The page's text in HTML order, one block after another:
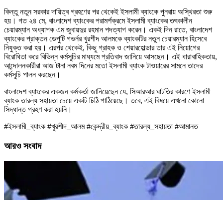
কিন্তু নতুন সরকার দায়িত্ব গ্রহণের পর থেকেই ইসলামী ব্যাংকে পুনরায় অস্থিরতা শুরু
হয়। গত ২৪ মে, বাংলাদেশ ব্যাংকের পরামর্শক্রমে ইসলামী ব্যাংকের তৎকালীন
চেয়ারম্যান অধ্যাপক এম জুবায়দুর রহমান পদত্যাগ করেন। একই দিন রাতে, বাংলাদেশ
ব্যাংকের প্রাক্তন ডেপুটি গভর্নর খুরশীদ আলমকে ব্যাংকটির নতুন চেয়ারম্যান হিসেবে
নিযুক্ত করা হয়। এরপর থেকেই, কিছু গ্রাহক ও শেয়ারহোল্ডার তার এই নিয়োগের
বিরোধিতা করে বিভিন্ন কর্মসূচির মাধ্যমে প্রতিবাদ জানিয়ে আসছেন। এই ধারাবাহিকতায়,
আন্দোলনকারীরা আজ টানা নবম দিনের মতো ইসলামী ব্যাংক টাওয়ারের সামনে তাদের
কর্মসূচি পালন করছেন।
বাংলাদেশ ব্যাংকের একজন কর্মকর্তা জানিয়েছেন যে, সিআরআর ঘাটতির কারণে ইসলামী
ব্যাংক তারল্য সহায়তা চেয়ে একটি চিঠি পাঠিয়েছে। তবে, এই বিষয়ে এখনো কোনো
সিদ্ধান্ত গ্রহণ করা হয়নি।
#ইসলামী_ব্যাংক #খুরশীদ_আলম #কেন্দ্রীয়_ব্যাংক #তারল্য_সহায়তা #আমানত
আরও সংবাদ